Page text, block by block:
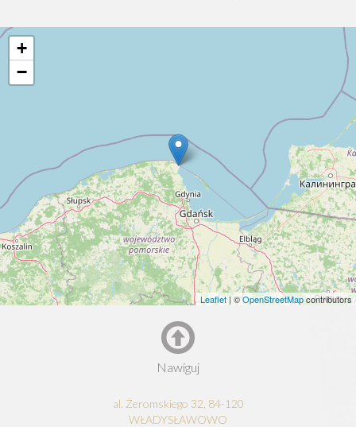
+
−
Leaflet | ©OpenStreetMapcontributors
Nawiguj
al. Żeromskiego 32, 84-120
WŁADYSŁAWOWO